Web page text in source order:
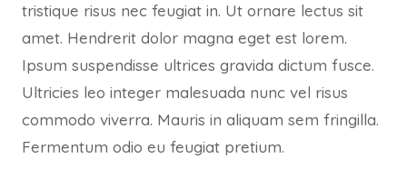
tristique risus nec feugiat in. Ut ornare lectus sit
amet. Hendrerit dolor magna eget est lorem.
Ipsum suspendisse ultrices gravida dictum fusce.
Ultricies leo integer malesuada nunc vel risus
commodo viverra. Mauris in aliquam sem fringilla.
Fermentum odio eu feugiat pretium.